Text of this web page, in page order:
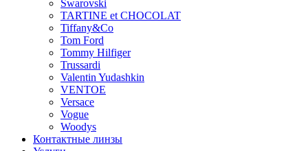
Swarovski
TARTINE et CHOCOLAT
Tiffany&Co
Tom Ford
Tommy Hilfiger
Trussardi
Valentin Yudashkin
VENTOE
Versace
Vogue
Woodys
Контактные линзы